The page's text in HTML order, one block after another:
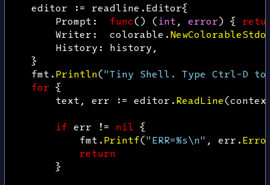
editor
:= readline .Editor{
Prompt : func() (int , error) {
Writer : colorable .
History : history ,
}
fmt .Println("Tiny Shell. Type Ctrl-D
for {
text , err := editor .ReadLine(
if err != nil {
fmt .Printf("ERR=%s\n" , err .
return
}